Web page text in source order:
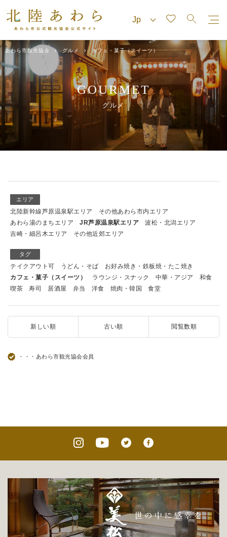
あわら市観光協会 グルメ カフェ・菓子（スイーツ）
GOURMET
グルメ
エリア
北陸新幹線芦原温泉駅エリア
その他あわら市内エリア
あわら湯のまちエリア
JR芦原温泉駅エリア
波松・北潟エリア
吉崎・細呂木エリア
その他近郊エリア
タグ
テイクアウト可 うどん・そば
お好み焼き・鉄板焼・たこ焼き
カフェ・菓子（スイーツ）
ラウンジ・スナック 中華・アジア
和食
喫茶
寿司 居酒屋 弁当 洋食 焼肉・韓国 食堂
新しい順 古い順 閲覧数順
・・・あわら市観光協会会員